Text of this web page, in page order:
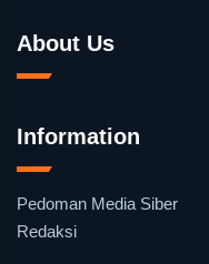
About Us
Information
Pedoman Media Siber
Redaksi